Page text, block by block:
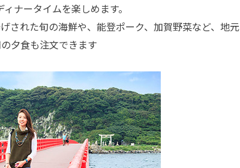
ナータイムを楽しめます。
された旬の海鮮や、能登ポーク、加賀野菜など、地元
夕食も注文できます